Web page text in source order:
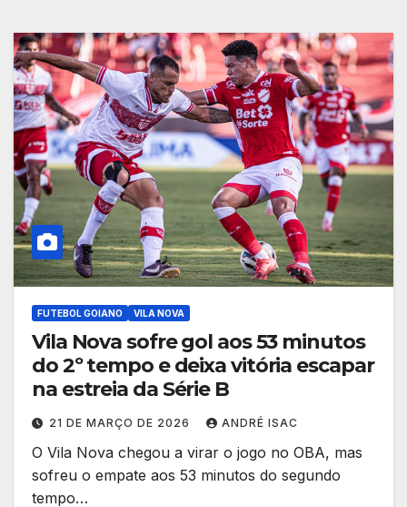
FUTEBOL GOIANO VILA NOVA
Vila Nova sofre gol aos 53 minutos
do 2º tempo e deixa vitória escapar
na estreia da Série B
21 DE MARÇO DE 2026 ANDRÉ ISAC
O Vila Nova chegou a virar o jogo no OBA, mas
sofreu o empate aos 53 minutos do segundo
tempo…